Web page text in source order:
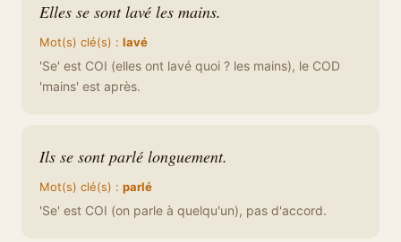
Elles se sont lavé les mains.
Mot(s) clé(s) : lavé
'Se' est COI (elles ont lavé quoi ? les mains), le COD
'mains' est après.
Ils se sont parlé longuement.
Mot(s) clé(s) : parlé
'Se' est COI (on parle à quelqu'un), pas d'accord.